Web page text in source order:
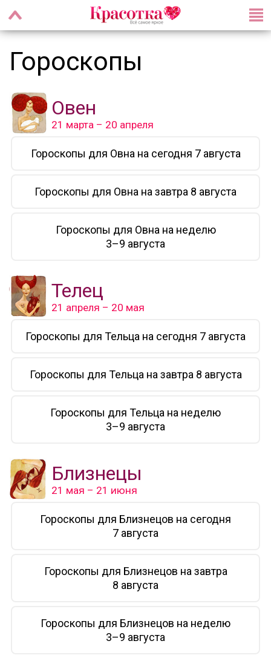
Гороскопы
Овен
21 марта – 20 апреля
Гороскопы для Овна на сегодня 7 августа
Гороскопы для Овна на завтра 8 августа
Гороскопы для Овна на неделю
3–9 августа
Телец
21 апреля – 20 мая
Гороскопы для Тельца на сегодня 7 августа
Гороскопы для Тельца на завтра 8 августа
Гороскопы для Тельца на неделю
3–9 августа
Близнецы
21 мая – 21 июня
Гороскопы для Близнецов на сегодня
7 августа
Гороскопы для Близнецов на завтра
8 августа
Гороскопы для Близнецов на неделю
3–9 августа